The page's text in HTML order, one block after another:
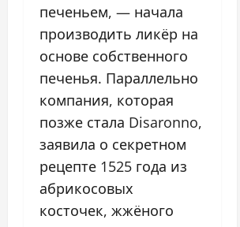
печеньем, — начала
производить ликёр на
основе собственного
печенья. Параллельно
компания, которая
позже стала Disaronno,
заявила о секретном
рецепте 1525 года из
абрикосовых
косточек, жжёного